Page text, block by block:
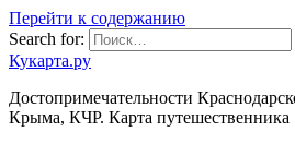
Перейти к содержанию
Search for:
Кукарта.ру
Достопримечательности
Крыма, КЧР. Карта путешественника